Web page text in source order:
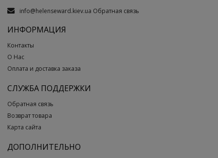
info@helenseward.kiev.ua Обратная связь
ИНФОРМАЦИЯ
Контакты
О Нас
Оплата и доставка заказа
СЛУЖБА ПОДДЕРЖКИ
Обратная связь
Возврат товара
Карта сайта
ДОПОЛНИТЕЛЬНО